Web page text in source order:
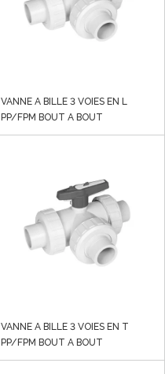
VANNE A BILLE 3 VOIES EN L
PP/FPM BOUT A BOUT
VANNE A BILLE 3 VOIES EN T
PP/FPM BOUT A BOUT